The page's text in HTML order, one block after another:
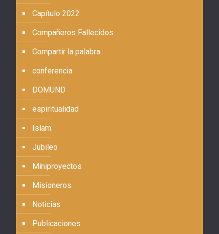
Capítulo 2022
Compañeros Fallecidos
Compartir la palabra
conferencia
DOMUND
espiritualidad
Islam
Jubileo
Miniproyectos
Misioneros
Noticias
Publicaciones